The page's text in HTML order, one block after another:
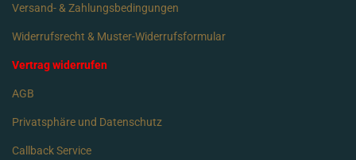
Versand- & Zahlungsbedingungen
Widerrufsrecht & Muster-Widerrufsformular
Vertrag widerrufen
AGB
Privatsphäre und Datenschutz
Callback Service